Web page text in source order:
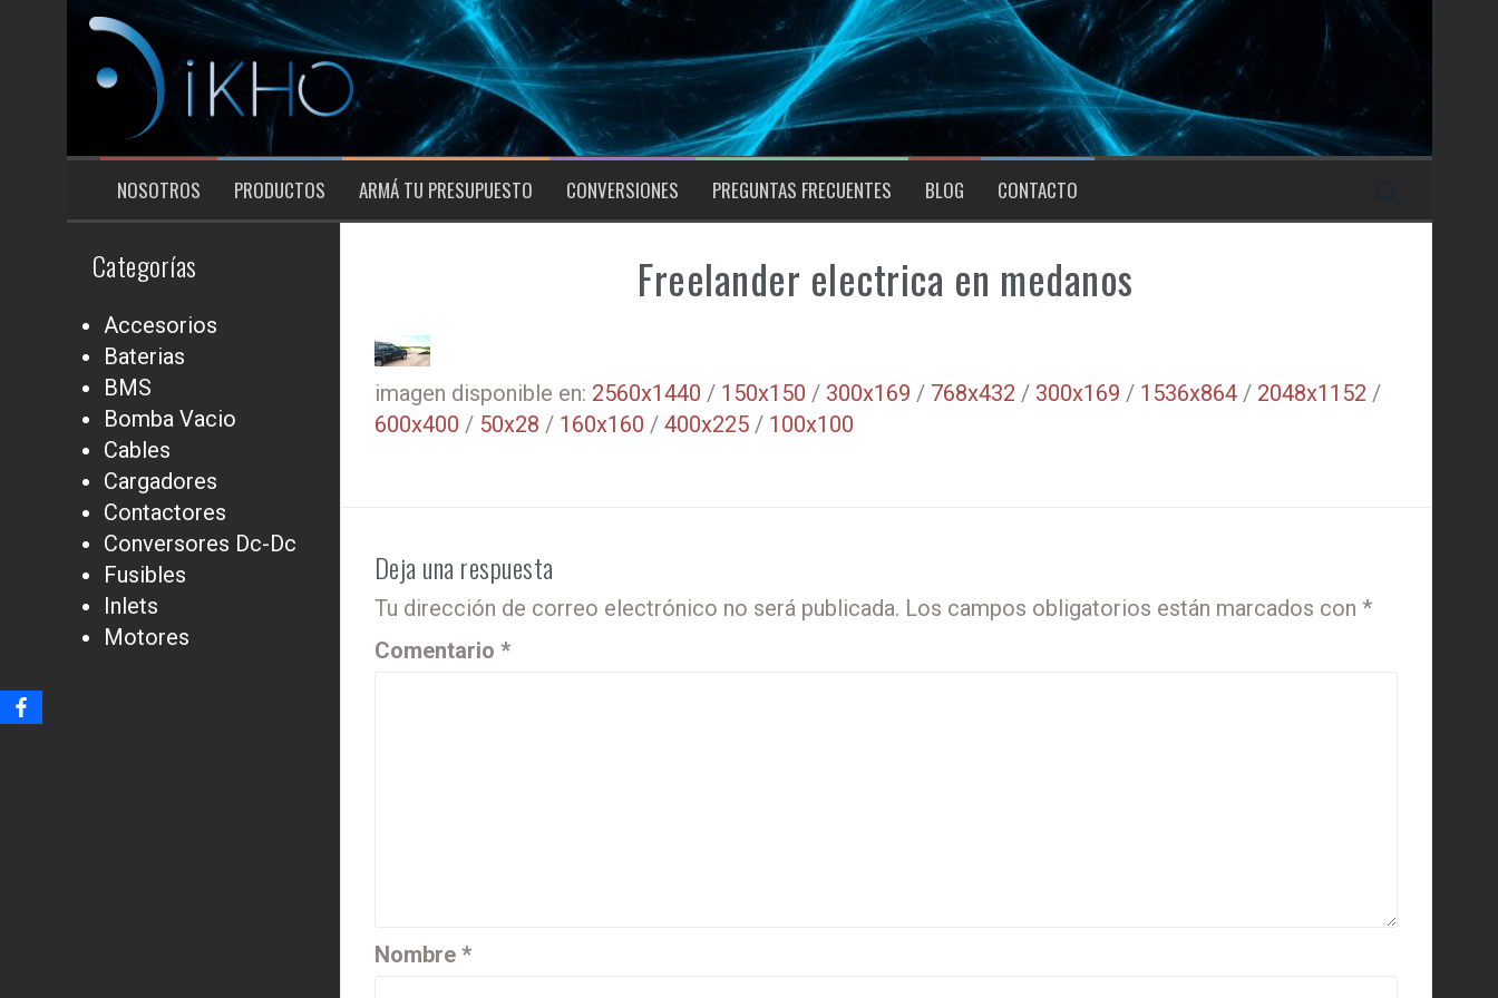
contenido
NOSOTROS PRODUCTOS ARMÁ TU PRESUPUESTO CONVERSIONES PREGUNTAS FRECUENTES BLOG CONTACTO
Freelander electrica en medanos
imagen disponible en: 2560x1440 / 150x150 / 300x169 / 768x432 / 300x169 / 1536x864/ 2048x1152 /
600x400 / 50x28 / 160x160 / 400x225/ 100x100
Deja una respuesta
Tu dirección de correo electrónico no será publicada. Los campos obligatorios están marcados con *
Comentario *
Nombre *
Categorías
Accesorios
Baterias
BMS
Bomba Vacio
Cables
Cargadores
Contactores
Conversores Dc-Dc
Fusibles
Inlets
Motores